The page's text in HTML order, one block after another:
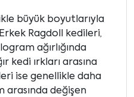
büyük boyutlarıyla
Ragdoll kedileri,
ağırlığında
kedi ırkları arasına
ise genellikle daha
değişen